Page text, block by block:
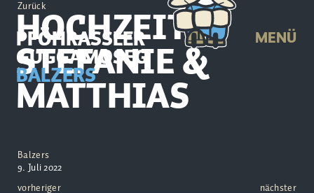
PFÖHRASSLER
GUGGAMOSEG
BALZERS
MENÜ
Zurück
HOCHZEIT
STEFANIE &
MATTHIAS
Balzers
9. Juli 2022
vorheriger
nächster